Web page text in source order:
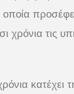
χρόνια τις
κατέχει